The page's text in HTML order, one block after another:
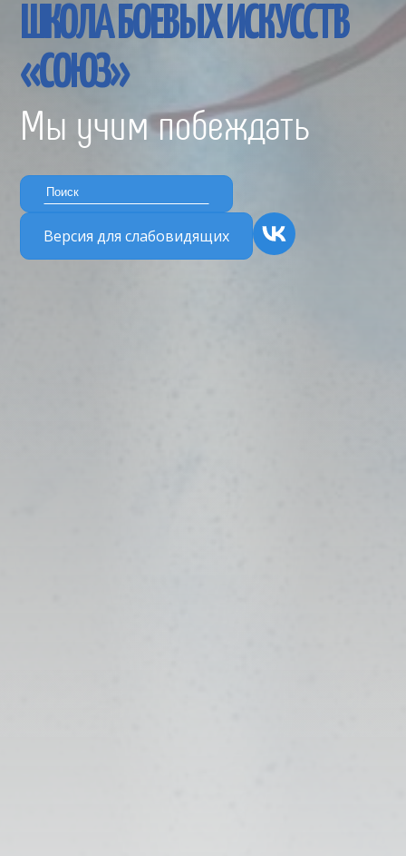
ШКОЛА БОЕВЫХ ИСКУССТВ
«СОЮЗ»
Мы учим побеждать
Версия для слабовидящих